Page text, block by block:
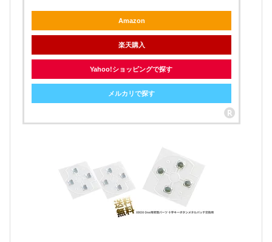
Amazon
楽天購入
Yahoo!ショッピングで探す
メルカリで探す